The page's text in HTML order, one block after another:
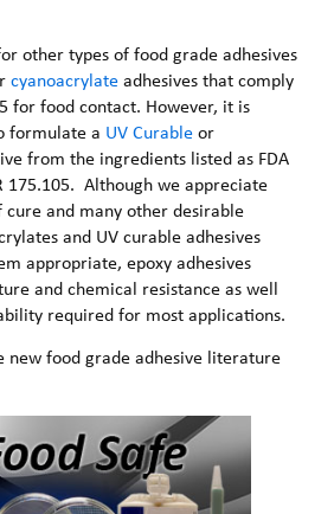
other types of food grade adhesives
cyanoacrylateadhesives that comply
for food contact. However, it is
formulate a UV Curableor
from the ingredients listed as FDA
175.105. Although we appreciate
and many other desirable
and UV curable adhesives
appropriate, epoxy adhesives
and chemical resistance as well
required for most applications.
new food grade adhesive literature